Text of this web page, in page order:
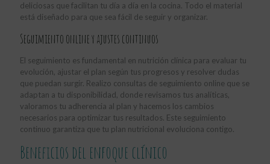
deliciosas que facilitan tu día a día en la cocina. Todo el material
está diseñado para que sea fácil de seguir y organizar.
Seguimiento online y ajustes continuos
El seguimiento es fundamental en nutrición clínica para evaluar tu
evolución, ajustar el plan según tus progresos y resolver dudas
que puedan surgir. Realizo consultas de seguimiento online que se
adaptan a tu disponibilidad, donde revisamos tus analíticas,
valoramos tu adherencia al plan y hacemos los cambios
necesarios para optimizar tus resultados. Este seguimiento
continuo garantiza que tu plan nutricional evoluciona contigo.
Beneficios del enfoque clínico